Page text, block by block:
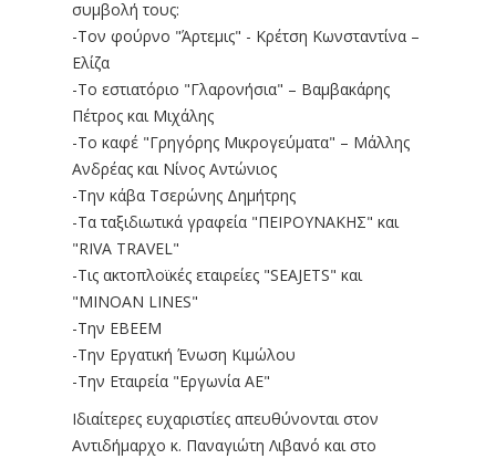
συμβολή τους:
-Τον φούρνο "Άρτεμις" - Κρέτση Κωνσταντίνα –
Ελίζα
-Το εστιατόριο "Γλαρονήσια" – Βαμβακάρης
Πέτρος και Μιχάλης
-Το καφέ "Γρηγόρης Μικρογεύματα" – Μάλλης
Ανδρέας και Νίνος Αντώνιος
-Την κάβα Τσερώνης Δημήτρης
-Τα ταξιδιωτικά γραφεία "ΠΕΙΡΟΥΝΑΚΗΣ" και
"RIVA TRAVEL"
-Τις ακτοπλοϊκές εταιρείες "SEAJETS" και
"MINOAN LINES"
-Την ΕΒΕΕΜ
-Την Εργατική Ένωση Κιμώλου
-Την Εταιρεία "Εργωνία ΑΕ"
Ιδιαίτερες ευχαριστίες απευθύνονται στον
Αντιδήμαρχο κ. Παναγιώτη Λιβανό και στο